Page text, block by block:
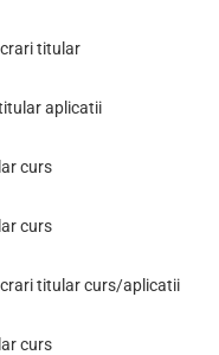
titular
aplicatii
curs
curs
titular curs/aplicatii
curs